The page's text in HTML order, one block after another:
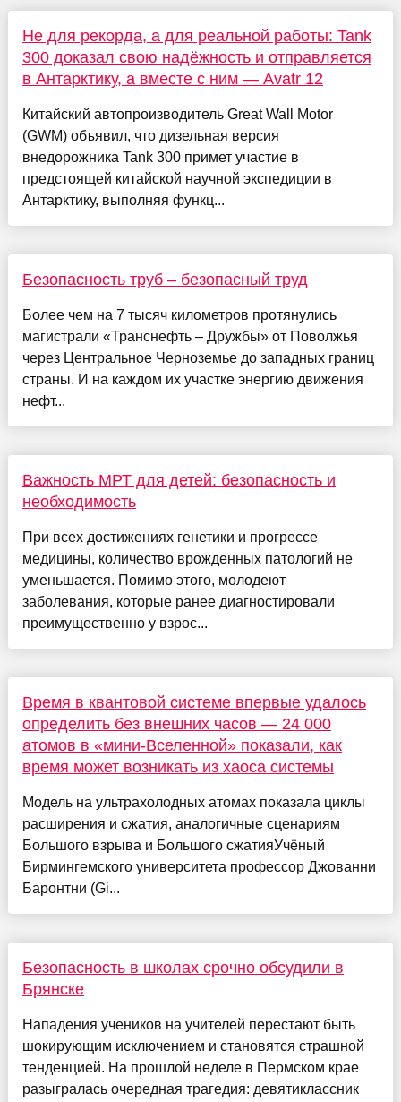
Не для рекорда, а для реальной работы: Tank
300 доказал свою надёжность и отправляется
в Антарктику, а вместе с ним — Avatr 12
Китайский автопроизводитель Great Wall Motor
(GWM) объявил, что дизельная версия
внедорожника Tank 300 примет участие в
предстоящей китайской научной экспедиции в
Антарктику, выполняя функц...
Безопасность труб – безопасный труд
Более чем на 7 тысяч километров протянулись
магистрали «Транснефть – Дружбы» от Поволжья
через Центральное Черноземье до западных границ
страны. И на каждом их участке энергию движения
нефт...
Важность МРТ для детей: безопасность и
необходимость
При всех достижениях генетики и прогрессе
медицины, количество врожденных патологий не
уменьшается. Помимо этого, молодеют
заболевания, которые ранее диагностировали
преимущественно у взрос...
Время в квантовой системе впервые удалось
определить без внешних часов — 24 000
атомов в «мини-Вселенной» показали, как
время может возникать из хаоса системы
Модель на ультрахолодных атомах показала циклы
расширения и сжатия, аналогичные сценариям
Большого взрыва и Большого сжатияУчёный
Бирмингемского университета профессор Джованни
Баронтни (Gi...
Безопасность в школах срочно обсудили в
Брянске
Нападения учеников на учителей перестают быть
шокирующим исключением и становятся страшной
тенденцией. На прошлой неделе в Пермском крае
разыгралась очередная трагедия: девятиклассник